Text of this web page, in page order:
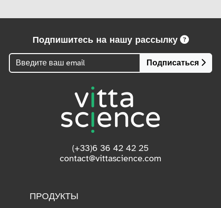
Подпишитесь на нашу рассылку
Подписаться
(+33)6 36 42 42 25
contact@vittascience.com
ПРОДУКТЫ